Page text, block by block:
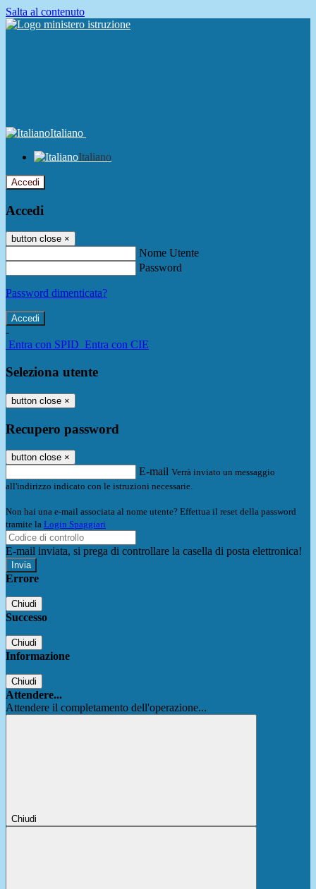
Salta al contenuto
Italiano
Italiano
Accedi
Accedi
button close ×
Nome Utente
Password
Password dimenticata?
-
Entra con SPID Entra con CIE
Seleziona utente
button close ×
Recupero password
button close ×
E-mail Verrà inviato un messaggio
all'indirizzo indicato con le istruzioni necessarie.
Non hai una e-mail associata al nome utente? Effettua il reset della password
tramite la Login Spaggiari
E-mail inviata, si prega di controllare la casella di posta elettronica!
Errore
Chiudi
Successo
Chiudi
Informazione
Chiudi
Attendere...
Attendere il completamento dell'operazione...
Chiudi